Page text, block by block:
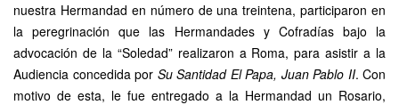
nuestra Hermandad en número de una treintena, participaron en
la peregrinación que las Hermandades y Cofradías bajo la
advocación de la “Soledad” realizaron a Roma, para asistir a la
Audiencia concedida por Su Santidad El Papa, Juan Pablo II. Con
motivo de esta, le fue entregado a la Hermandad un Rosario,